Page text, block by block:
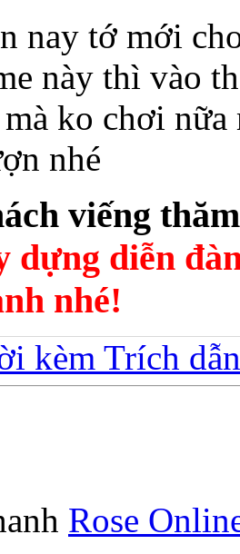
nay tớ mới
này thì vào
ko chơi nữa
nhé
viếng
dựng diễn
nhé!
kèm Trích dẫn
Rose